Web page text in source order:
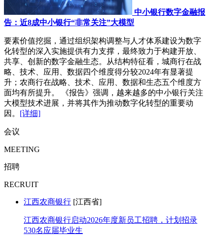
中小银行数字金融报
告：近8成中小银行“非常关注”大模型
要素价值挖掘，通过组织架构调整与人才体系建设为数字
化转型的深入实施提供有力支撑，最终致力于构建开放、
共享、创新的数字金融生态。从结构特征看，城商行在战
略、技术、应用、数据四个维度得分较2024年有显著提
升；农商行在战略、技术、应用、数据和生态五个维度方
面均有所提升。 《报告》强调，越来越多的中小银行关注
大模型技术进展，并将其作为推动数字化转型的重要动
因。 [详细]
会议
MEETING
招聘
RECRUIT
江西农商银行 [江西省]
江西农商银行启动2026年度新员工招聘，计划招录
530名应届毕业生